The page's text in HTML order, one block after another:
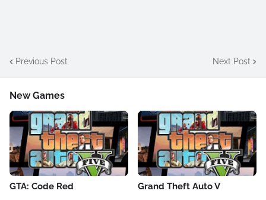
Previous Post Next Post
New Games
GTA: Code Red Grand Theft Auto V